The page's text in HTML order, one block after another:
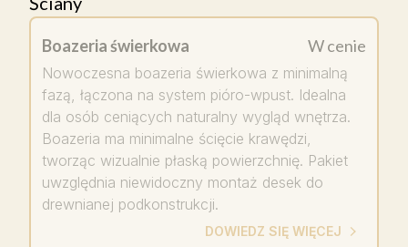
Boazeria świerkowa W cenie
Nowoczesna boazeria świerkowa z minimalną
fazą, łączona na system pióro-wpust. Idealna
dla osób ceniących naturalny wygląd wnętrza.
Boazeria ma minimalne ścięcie krawędzi,
tworząc wizualnie płaską powierzchnię. Pakiet
uwzględnia niewidoczny montaż desek do
drewnianej podkonstrukcji.
DOWIEDZ SIĘ WIĘCEJ